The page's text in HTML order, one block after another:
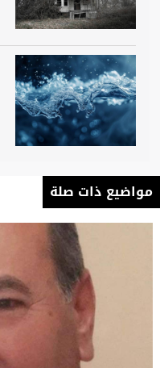
مواضيع ذات صلة